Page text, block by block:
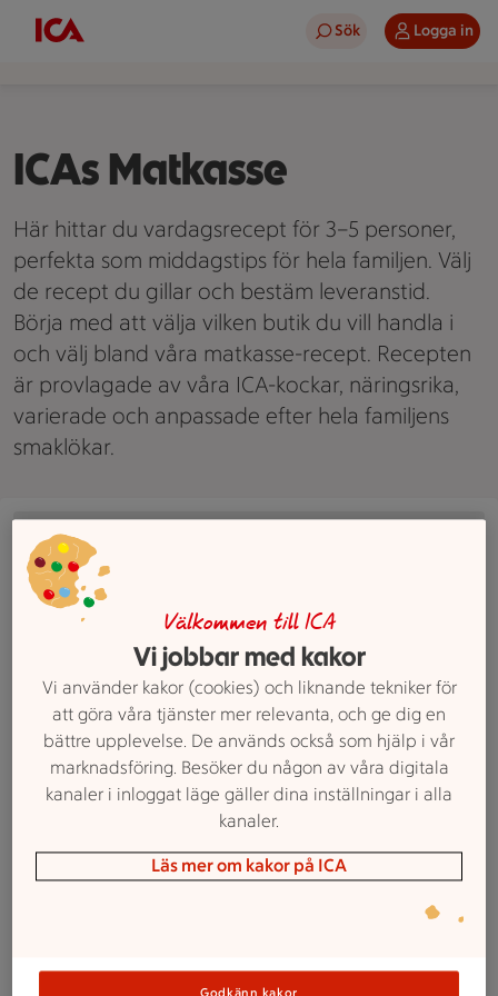
Sök Logga in
ICAs Matkasse
Här hittar du vardagsrecept för 3–5 personer,
perfekta som middagstips för hela familjen. Välj
de recept du gillar och bestäm leveranstid.
Börja med att välja vilken butik du vill handla i
och välj bland våra matkasse-recept. Recepten
är provlagade av våra ICA-kockar, näringsrika,
varierade och anpassade efter hela familjens
smaklökar.
En tallrik med spaghetti, tomater, ärtor och ost står på ett
Välkommen till ICA
Vi jobbar med kakor
Vi använder kakor (cookies) och liknande tekniker för
att göra våra tjänster mer relevanta, och ge dig en
bättre upplevelse. De används också som hjälp i vår
marknadsföring. Besöker du någon av våra digitala
kanaler i inloggat läge gäller dina inställningar i alla
kanaler.
Läs mer om kakor på ICA